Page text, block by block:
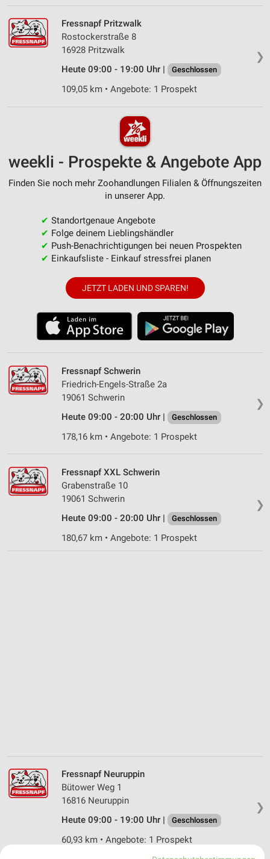
❯
Fressnapf Pritzwalk
Rostockerstraße 8
16928 Pritzwalk
Heute 09:00 - 19:00 Uhr |
Geschlossen
109,05 km • Angebote: 1 Prospekt
weekli - Prospekte & Angebote App
Finden Sie noch mehr Zoohandlungen Filialen & Öffnungszeiten
in unserer App.
✔ Standortgenaue Angebote
✔ Folge deinem Lieblingshändler
✔ Push-Benachrichtigungen bei neuen Prospekten
✔ Einkaufsliste - Einkauf stressfrei planen
JETZT LADEN UND SPAREN!
❯
Fressnapf Schwerin
Friedrich-Engels-Straße 2a
19061 Schwerin
Heute 09:00 - 20:00 Uhr |
Geschlossen
178,16 km • Angebote: 1 Prospekt
❯
Fressnapf XXL Schwerin
Grabenstraße 10
19061 Schwerin
Heute 09:00 - 20:00 Uhr |
Geschlossen
180,67 km • Angebote: 1 Prospekt
❯
Fressnapf Neuruppin
Bütower Weg 1
16816 Neuruppin
Heute 09:00 - 19:00 Uhr |
Geschlossen
60,93 km • Angebote: 1 Prospekt